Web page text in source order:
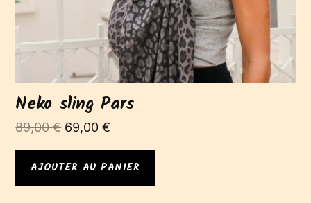
Neko sling Pars
89,00€ Le
initial
était :
69,00€
actuel
est :
AJOUTER AU PANIER